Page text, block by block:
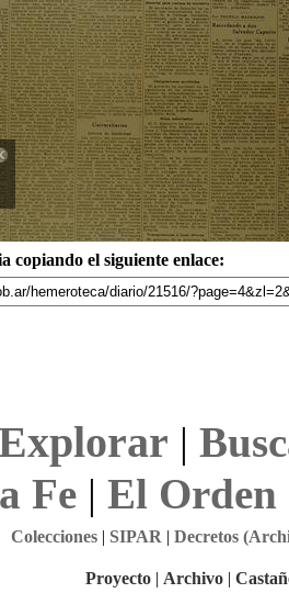
copiando el siguiente enlace:
|
Fe| El Orden
Colecciones| SIPAR | Decretos
Proyecto | Archivo |